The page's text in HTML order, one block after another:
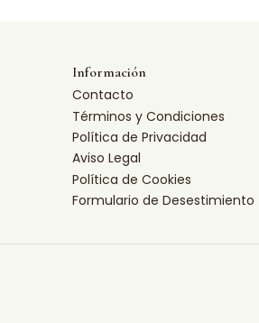
Información
Contacto
Términos y Condiciones
Política de Privacidad
Aviso Legal
Política de Cookies
Formulario de Desestimiento